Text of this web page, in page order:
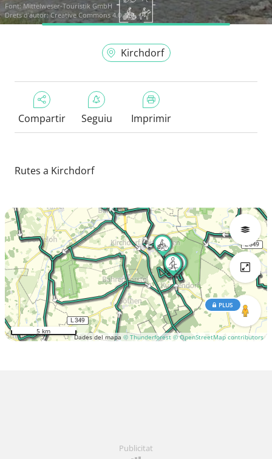
Font: Mittelweser-Touristik GmbH
Drets d'autor: Creative Commons 4.0
Kirchdorf
Compartir Seguiu Imprimir
Rutes a Kirchdorf
Dades del mapa © Thunderforest © OpenStreetMap contributors
PLUS
5 km
Publicitat